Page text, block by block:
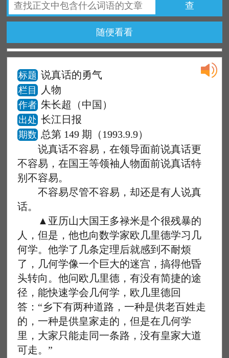
查
随便看看
标题 说真话的勇气
栏目 人物
作者 朱长超（中国）
出处 长江日报
期数 总第 149 期（1993.9.9）
说真话不容易，在领导面前说真话更
不容易，在国王等领袖人物面前说真话特
别不容易。
不容易尽管不容易，却还是有人说真
话。
▲亚历山大国王多禄米是个很残暴的
人，但是，他也向数学家欧几里德学习几
何学。他学了几条定理后就感到不耐烦
了，几何学像一个巨大的迷宫，搞得他昏
头转向。他问欧几里德，有没有简捷的途
径，能快速学会几何学，欧几里德回
答：“乡下有两种道路，一种是供老百姓走
的，一种是供皇家走的，但是在几何学
里，大家只能走同一条路，没有皇家大道
可走。”